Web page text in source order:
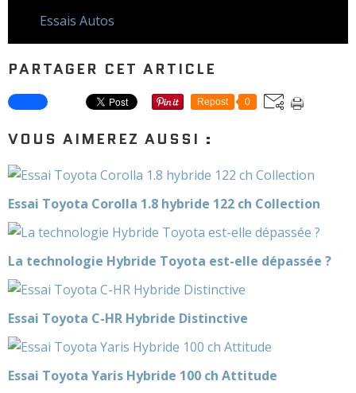
Essais Autos
PARTAGER CET ARTICLE
Repost 0
VOUS AIMEREZ AUSSI :
Essai Toyota Corolla 1.8 hybride 122 ch Collection
La technologie Hybride Toyota est-elle dépassée ?
Essai Toyota C-HR Hybride Distinctive
Essai Toyota Yaris Hybride 100 ch Attitude